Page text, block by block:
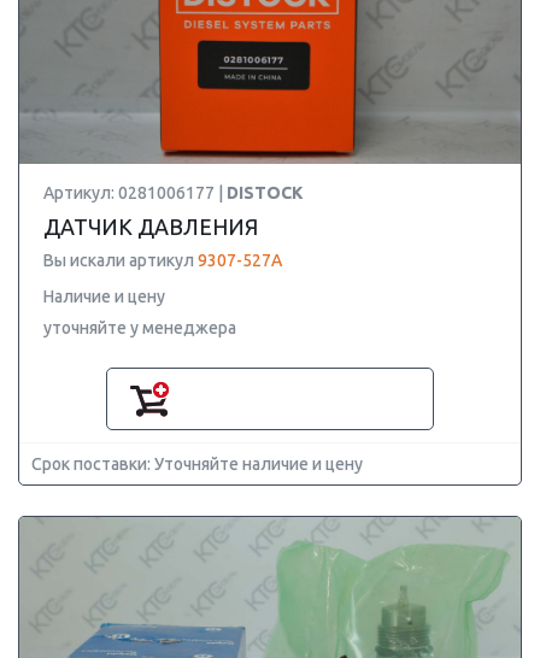
Артикул: 0281006177 | DISTOCK
ДАТЧИК ДАВЛЕНИЯ
Вы искали артикул 9307-527A
Наличие и цену
уточняйте у менеджера
Срок поставки: Уточняйте наличие и цену